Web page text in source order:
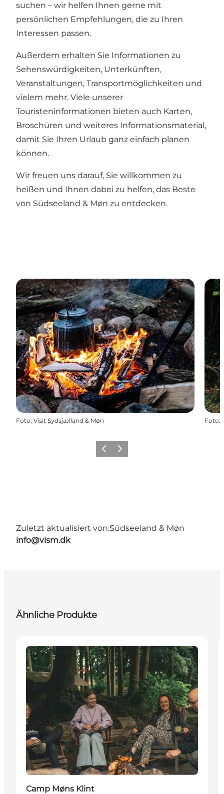
suchen – wir helfen Ihnen gerne mit
persönlichen Empfehlungen, die zu Ihren
Interessen passen.
Außerdem erhalten Sie Informationen zu
Sehenswürdigkeiten, Unterkünften,
Veranstaltungen, Transportmöglichkeiten und
vielem mehr. Viele unserer
Touristeninformationen bieten auch Karten,
Broschüren und weiteres Informationsmaterial,
damit Sie Ihren Urlaub ganz einfach planen
können.
Wir freuen uns darauf, Sie willkommen zu
heißen und Ihnen dabei zu helfen, das Beste
von Südseeland & Møn zu entdecken.
Foto: Visit Sydsjælland & Møn Foto:
ZurückWeiter
Zuletzt aktualisiert von:Südseeland & Møn
info@vism.dk
Ähnliche Produkte
Unterkünfte
Camp Møns Klint